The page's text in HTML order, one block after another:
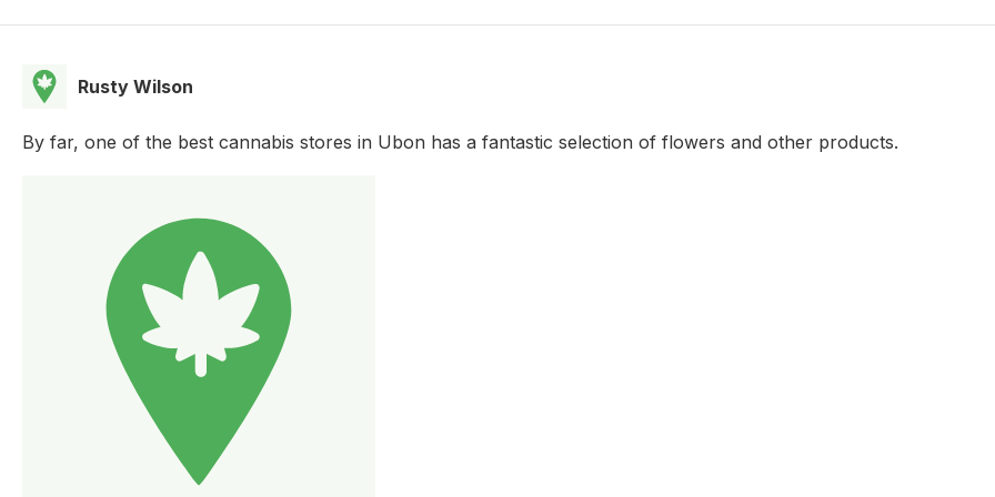
Rusty Wilson
By far, one of the best cannabis stores in Ubon has a fantastic selection of flowers and other products.